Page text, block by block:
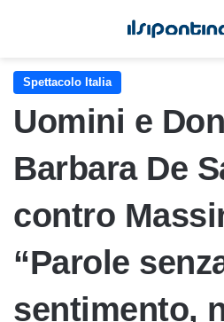
Spettacolo Italia
Uomini e
Barbara De
contro
“Parole
sentimento,